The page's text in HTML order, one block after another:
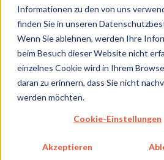
Informationen zu den von uns
finden Sie in unseren
Wenn Sie ablehnen, werden Ihre
beim Besuch dieser Website nicht
einzelnes Cookie wird in Ihrem
daran zu erinnern, dass Sie nicht
werden möchten.
Cookie-Einstellungen
Akzeptieren
HOME
LEISTUNGEN
LEISTUNGEN IVD
ZUKUNFTSSTARKE
KARRIERE
BLOG